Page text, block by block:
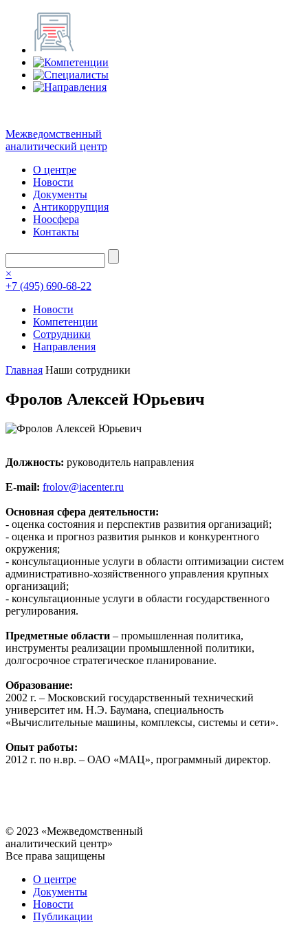
Межведомственный
аналитический центр
О центре
Новости
Документы
Антикоррупция
Ноосфера
Контакты
×
+7 (495) 690-68-22
Новости
Компетенции
Сотрудники
Направления
Главная Наши сотрудники
Фролов Алексей Юрьевич
Должность: руководитель направления
E-mail: frolov@iacenter.ru
Основная сфера деятельности:
- оценка состояния и перспектив развития организаций;
- оценка и прогноз развития рынков и конкурентного
окружения;
- консультационные услуги в области оптимизации систем
административно-хозяйственного управления крупных
организаций;
- консультационные услуги в области государственного
регулирования.
Предметные области – промышленная политика,
инструменты реализации промышленной политики,
долгосрочное стратегическое планирование.
Образование:
2002 г. – Московский государственный технический
университет им. Н.Э. Баумана, специальность
«Вычислительные машины, комплексы, системы и сети».
Опыт работы:
2012 г. по н.вр. – ОАО «МАЦ», программный директор.
© 2023 «Межведомственный
аналитический центр»
Все права защищены
О центре
Документы
Новости
Публикации